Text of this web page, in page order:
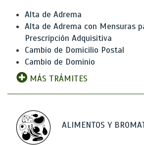
Alta de Adrema
Alta de Adrema con Mensuras
Prescripción Adquisitiva
Cambio de Domicilio Postal
Cambio de Dominio
MÁS TRÁMITES
ALIMENTOS Y